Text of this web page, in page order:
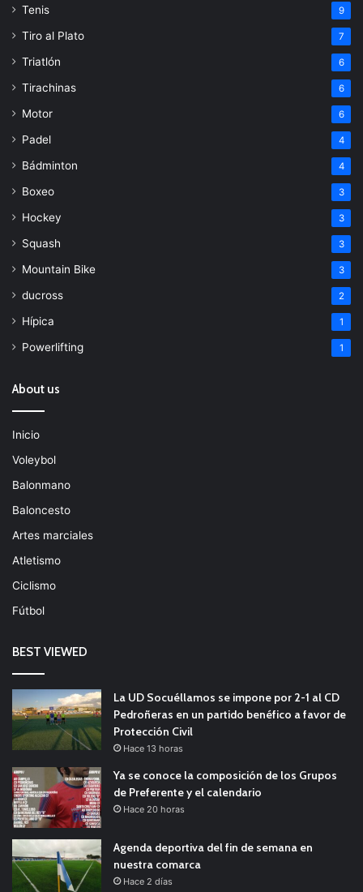
Tenis 9
Tiro al Plato 7
Triatlón 6
Tirachinas 6
Motor 6
Padel 4
Bádminton 4
Boxeo 3
Hockey 3
Squash 3
Mountain Bike 3
ducross 2
Hípica 1
Powerlifting 1
About us
Inicio
Voleybol
Balonmano
Baloncesto
Artes marciales
Atletismo
Ciclismo
Fútbol
BEST VIEWED
La UD Socuéllamos se impone por 2-1 al CD
Pedroñeras en un partido benéfico a favor de
Protección Civil
Hace 13 horas
Ya se conoce la composición de los Grupos
de Preferente y el calendario
Hace 20 horas
Agenda deportiva del fin de semana en
nuestra comarca
Hace 2 días